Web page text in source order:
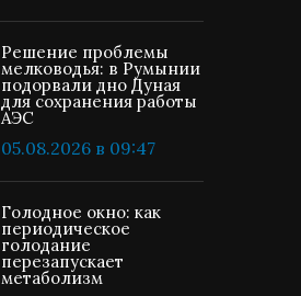
Решение проблемы
мелководья: в Румынии
подорвали дно Дуная
для сохранения работы
АЭС
05.08.2026 в 09:47
Голодное окно: как
периодическое
голодание
перезапускает
метаболизм